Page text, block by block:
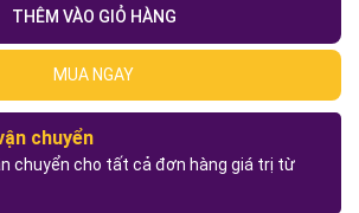
THÊM VÀO GIỎ HÀNG
MUA NGAY
chuyển
chuyển cho tất cả đơn hàng giá trị từ